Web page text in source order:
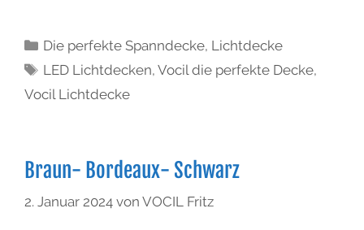
Die perfekte Spanndecke, Lichtdecke
LED Lichtdecken,Vocil die perfekte Decke,
Vocil Lichtdecke
Braun- Bordeaux- Schwarz
2. Januar 2024 von VOCIL Fritz